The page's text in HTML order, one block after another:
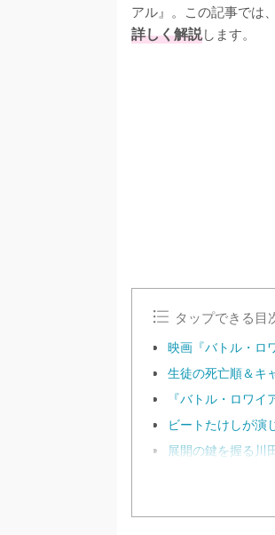
アル』。この記事では、
詳しく解説します。
タップできる目
映画『バトル・ロ
生徒の死亡順＆キ
『バトル・ロワイ
ビートたけしが演
展開の鍵を握る川